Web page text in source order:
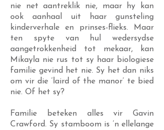
nie net aantreklik nie, maar hy kan
ook aanhaal uit haar gunsteling
kinderverhale en prinses-flieks. Maar
ten spyte van hul wedersydse
aangetrokkenheid tot mekaar, kan
Mikayla nie rus tot sy haar biologiese
familie gevind het nie. Sy het dan niks
om vir die ‘laird of the manor’ te bied
nie. Of het sy?
Familie beteken alles vir Gavin
Crawford. Sy stamboom is ‘n ellelange